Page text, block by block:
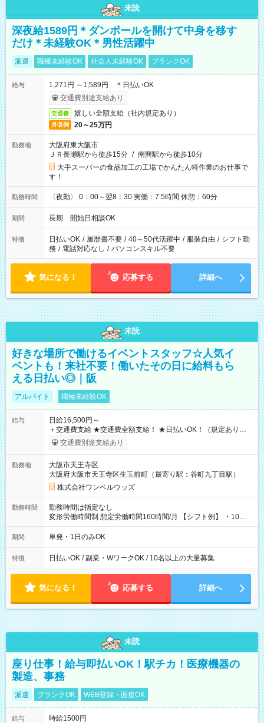
未読
深夜給1589円＊ダンボールを開けて中身を移す
だけ＊未経験OK＊男性活躍中
派遣 職種未経験OK 社会人未経験OK ブランクOK
給与
1,271円 ～1,589円 ＊日払いOK
交通費別途支給あり
交通費 嬉しい全額支給（社内規定あり）
月収例 20～25万円
勤務地
大阪府東大阪市
ＪＲ長瀬駅から徒歩15分 / 南巽駅から徒歩10分
大手スーパーの食品加工の工場でかんたん軽作業のお仕事で
す！
勤務時間 〈夜勤〉 0：00～翌8：30 実働：7.5時間 休憩：60分
期間 長期 開始日相談OK
特徴 日払いOK / 履歴書不要 / 40～50代活躍中 / 服装自由 / シフト勤
務 / 電話対応なし / パソコンスキル不要
気になる！ 応募する 詳細へ
未読
好きな場所で働けるイベントスタッフ☆人気イ
ベントも！来社不要！働いたその日に給料もら
える日払い◎｜阪
アルバイト 職種未経験OK
給与
日給16,500円～
＋交通費支給 ★交通費全額支給！ ★日払いOK！（規定あり） ┗
働いたその日に現金GET♪ お仕事後はコンビニATMから 日払
交通費別途支給あり
勤務地
大阪市天王寺区
大阪府大阪市天王寺区生玉前町（最寄り駅：谷町九丁目駅）
株式会社ワンベルウッズ
勤務時間
勤務時間は指定なし
変形労働時間制 想定労働時間160時間/月 【シフト例】 ・10：
00～20：00
期間 単発・1日のみOK
特徴 日払いOK / 副業・WワークOK / 10名以上の大量募集
気になる！ 応募する 詳細へ
未読
座り仕事！給与即払いOK！駅チカ！医療機器の
製造、事務
派遣 ブランクOK WEB登録・面接OK
給与
時給1500円